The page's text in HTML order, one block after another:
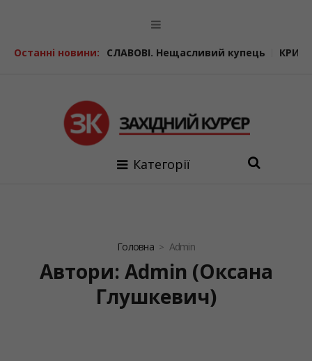
Останні новини:
У СТАНИСЛАВОВІ. Нещасливий купець
Категорії
Головна Admin
Автори: Admin (Оксана
Глушкевич)